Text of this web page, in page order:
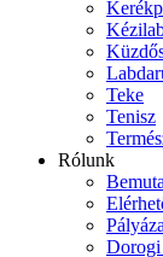
Teke
Tenisz
Rólunk